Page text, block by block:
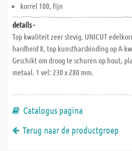
korrel 100, fijn
details -
Top kwaliteit zeer stevig. UNICUT
hardheid 8, top kunstharsbinding op A-
Geschikt om droog te schuren op hout,
metaal. 1 vel: 230 x 280 mm.
Catalogus pagina
Terug naar de productgroep